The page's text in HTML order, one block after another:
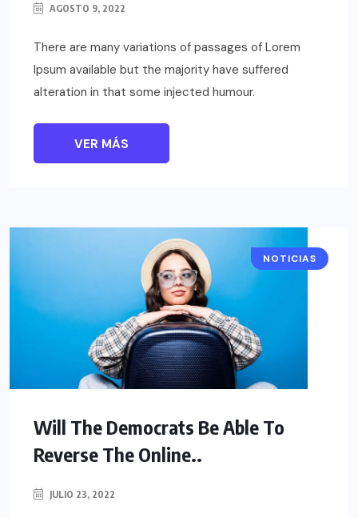
AGOSTO 9, 2022
There are many variations of passages of Lorem
Ipsum available but the majority have suffered
alteration in that some injected humour.
VER MÁS
NOTICIAS
Will The Democrats Be Able To
Reverse The Online..
JULIO 23, 2022